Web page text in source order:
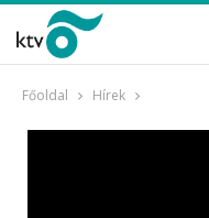
Főoldal Hírek